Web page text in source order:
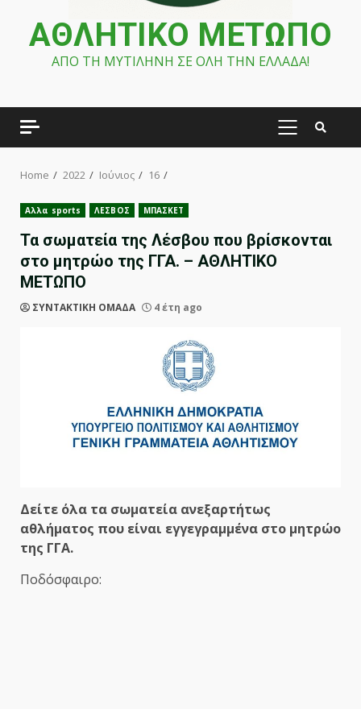
ΑΘΛΗΤΙΚΟ ΜΕΤΩΠΟ
ΑΠΟ ΤΗ ΜΥΤΙΛΗΝΗ ΣΕ ΟΛΗ ΤΗΝ ΕΛΛΑΔΑ!
PRIMARY
Home 2022 Ιούνιος 16
Αλλα sports ΛΕΣΒΟΣ ΜΠΑΣΚΕΤ
Τα σωματεία της Λέσβου που βρίσκονται
στο μητρώο της ΓΓΑ. – ΑΘΛΗΤΙΚΟ
ΜΕΤΩΠΟ
ΣΥΝΤΑΚΤΙΚΗ ΟΜΑΔΑ 4 έτη ago
Δείτε όλα τα σωματεία ανεξαρτήτως
αθλήματος που είναι εγγεγραμμένα στο μητρώο
της ΓΓΑ.
Ποδόσφαιρο: